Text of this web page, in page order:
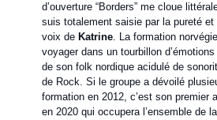
d’ouverture “Borders” me cloue
suis totalement saisie par la pureté
voix de Katrine. La formation
voyager dans un tourbillon
de son folk nordique acidulé de
de Rock. Si le groupe a dévoilé
formation en 2012, c’est son premier
en 2020 qui occupera l’ensemble de